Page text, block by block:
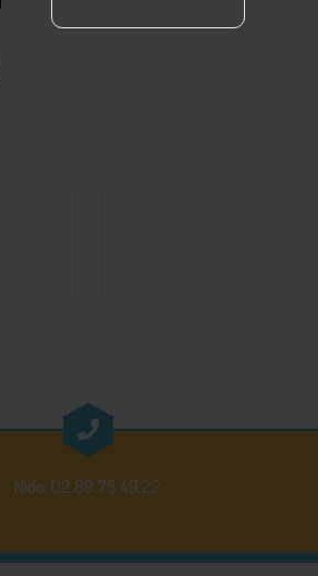
Nido: 02.89.75.49.22